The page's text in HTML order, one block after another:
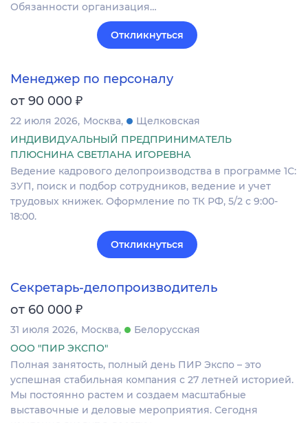
Обязанности организация…
Откликнуться
Менеджер по персоналу
от 90 000 ₽
22 июля 2026 Москва
Щелковская
ИНДИВИДУАЛЬНЫЙ ПРЕДПРИНИМАТЕЛЬ
ПЛЮСНИНА СВЕТЛАНА ИГОРЕВНА
Ведение кадрового делопроизводства в программе 1С:
ЗУП, поиск и подбор сотрудников, ведение и учет
трудовых книжек. Оформление по ТК РФ, 5/2 с 9:00-
18:00.
Откликнуться
Секретарь-делопроизводитель
от 60 000 ₽
31 июля 2026 Москва
Белорусская
ООО "ПИР ЭКСПО"
Полная занятость, полный день ПИР Экспо – это
успешная стабильная компания с 27 летней историей.
Мы постоянно растем и создаем масштабные
выставочные и деловые мероприятия. Сегодня